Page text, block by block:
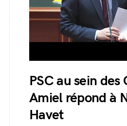
PSC au sein des
Amiel répond à
Havet